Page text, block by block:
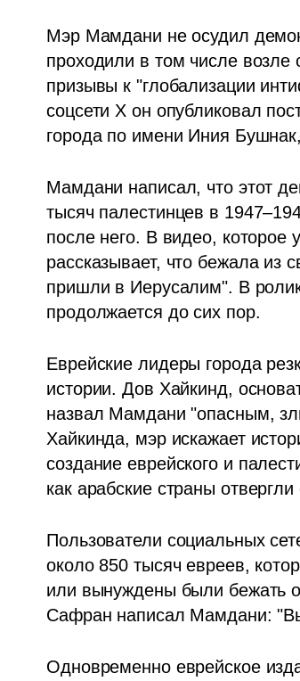
Мэр Мамдани не осудил
проходили в том числе возле
призывы к "глобализации
соцсети X он опубликовал
города по имени Иния
Мамдани написал, что этот
тысяч палестинцев в
после него. В видео,
рассказывает, что бежала из
пришли в Иерусалим". В
продолжается до сих пор.
Еврейские лидеры города
истории. Дов Хайкинд,
назвал Мамдани "опасным,
Хайкинда, мэр искажает
создание еврейского и
как арабские страны
Пользователи социальных
около 850 тысяч евреев,
или вынуждены были бежать
Сафран написал Мамдани: "Вы
Одновременно еврейское